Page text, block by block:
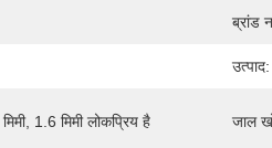
ब्रांड
उत्पाद:
1.6 मिमी लोकप्रिय है जाल